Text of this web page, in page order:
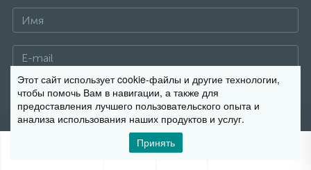
0
Этот сайт использует cookie-файлы и другие технологии,
чтобы помочь Вам в навигации, а также для
предоставления лучшего пользовательского опыта и
анализа использования наших продуктов и услуг.
Принять